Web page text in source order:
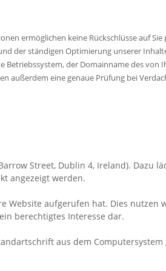
ermöglichen keine Rückschlüsse auf Sie
der ständigen Optimierung unserer
Betriebssystem, der Domainname des von
außerdem eine genaue Prüfung bei
Street, Dublin 4, Ireland). Dazu
angezeigt werden.
Website aufgerufen hat. Dies nutzen
berechtigtes Interesse dar.
aus dem Computersystem